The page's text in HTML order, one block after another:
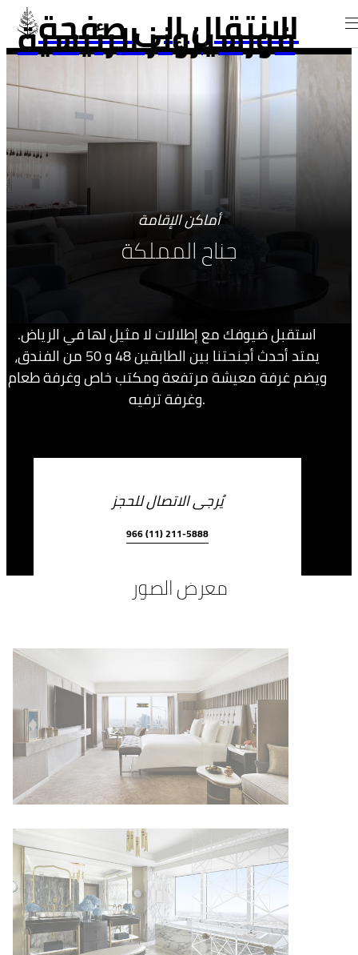
الانتقال إلى صفحة
فورسيزونز الرئيسية
أماكن الإقامة
جناح المملكة
استقبل ضيوفك مع إطلالات لا مثيل لها في الرياض.
يمتد أحدث أجنحتنا بين الطابقين 48 و 50 من الفندق،
ويضم غرفة معيشة مرتفعة ومكتب خاص وغرفة طعام
وغرفة ترفيه.
يُرجى الاتصال للحجز
966 (11) 211-5888
معرض الصور